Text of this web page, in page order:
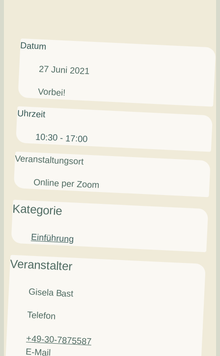
Datum
27 Juni 2021
Vorbei!
Uhrzeit
10:30 - 17:00
Veranstaltungsort
Online per Zoom
Kategorie
Einführung
Veranstalter
Gisela Bast
Telefon
+49-30-7875587
E-Mail